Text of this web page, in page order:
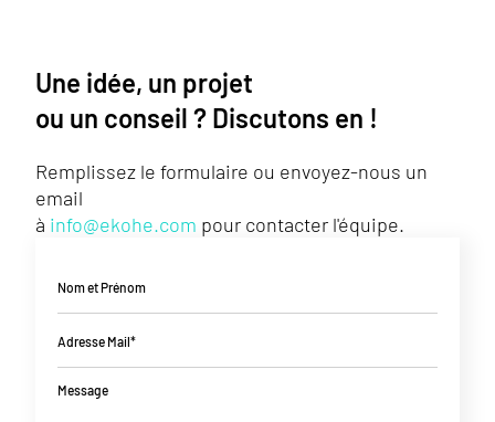
Une idée, un projet
ou un conseil ? Discutons en !
Remplissez le formulaire ou envoyez-nous un
email
à info@ekohe.com pour contacter l'équipe.
Nom et Prénom
Adresse Mail*
Message